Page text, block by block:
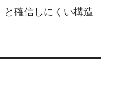
確信しにくい構造